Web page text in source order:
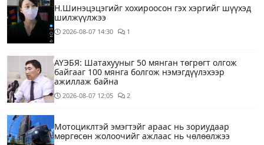
Н.Шинэцэцэгийг хохироосон гэх хэргийг шүүхэд
шилжүүлжээ
2026-08-07 14:30 1
АҮЭБЯ: Шатахууныг 50 мянган төгрөгт олгож
байгааг 100 мянга болгож нэмэгдүүлэхээр
ажиллаж байна
2026-08-07 12:05 2
Мотоциклтэй эмэгтэйг араас нь зориудаар
мөргөсөн жолоочийг ажлаас нь чөлөөлжээ